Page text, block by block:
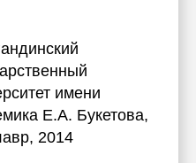
имени
Е.А. Букетова,
2014